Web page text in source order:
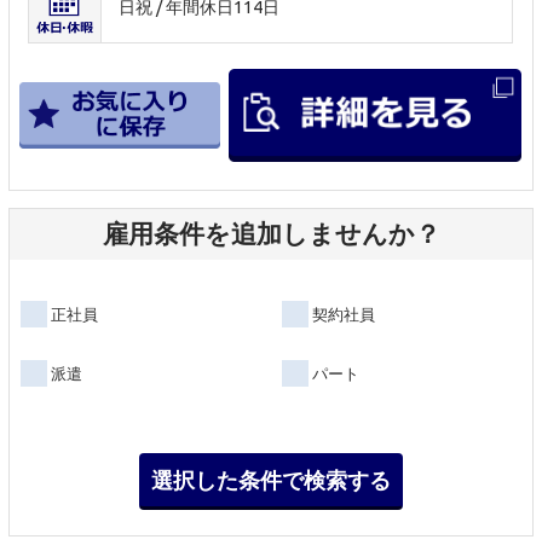
日祝 / 年間休日114日
雇用条件を追加しませんか？
正社員 契約社員
派遣 パート